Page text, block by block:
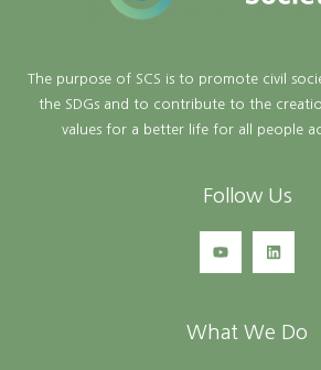
The purpose of SCS is to promote civil
the SDGs and to contribute to the
values for a better life for all people
Follow Us
What We Do